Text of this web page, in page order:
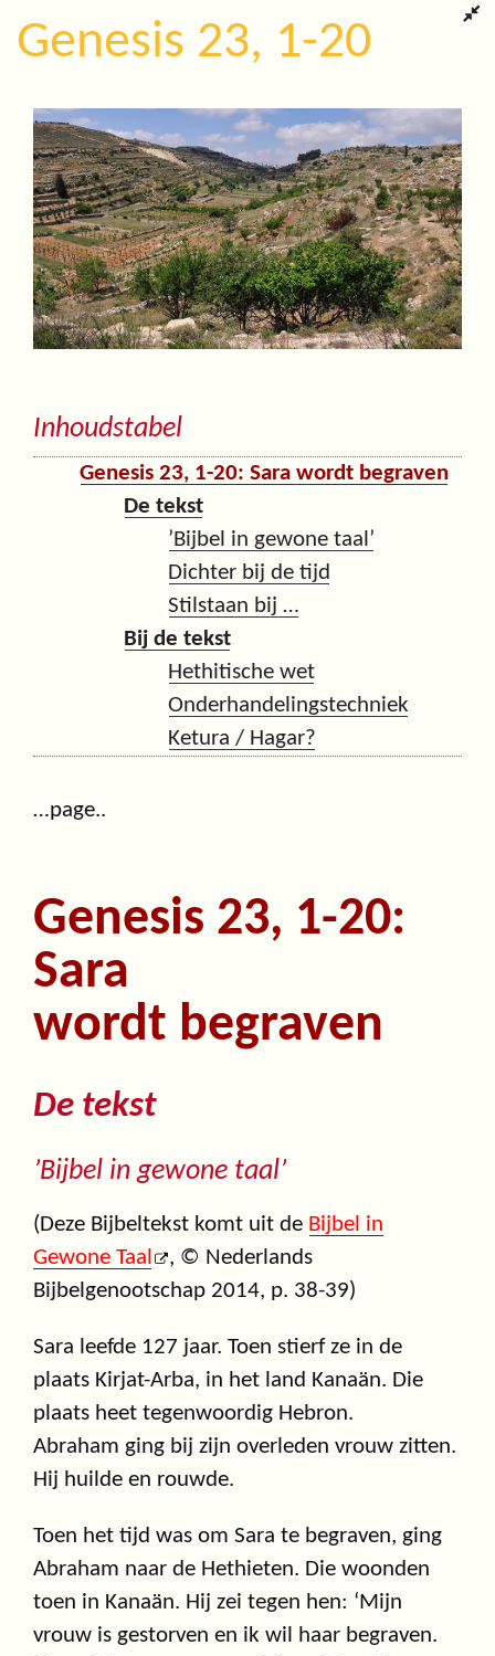
Genesis 23, 1-20
Inhoudstabel
Genesis 23, 1-20: Sara wordt begraven
De tekst
’Bijbel in gewone taal’
Dichter bij de tijd
Stilstaan bij …
Bij de tekst
Hethitische wet
Onderhandelingstechniek
Ketura / Hagar?
…page..
Genesis 23, 1-20:
Sara
wordt begraven
De tekst
’Bijbel in gewone taal’
(Deze Bijbeltekst komt uit de Bijbel in
Gewone Taal
, © Nederlands
Bijbelgenootschap 2014, p. 38-39)
Sara leefde 127 jaar. Toen stierf ze in de
plaats Kirjat-Arba, in het land Kanaän. Die
plaats heet tegenwoordig Hebron.
Abraham ging bij zijn overleden vrouw zitten.
Hij huilde en rouwde.
Toen het tijd was om Sara te begraven, ging
Abraham naar de Hethieten. Die woonden
toen in Kanaän. Hij zei tegen hen: ‘Mijn
vrouw is gestorven en ik wil haar begraven.